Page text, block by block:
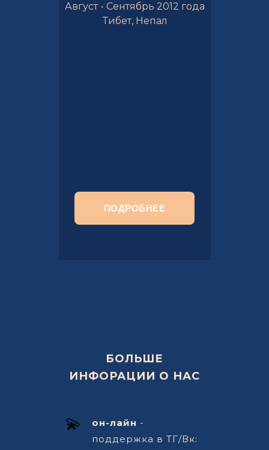
Август - Сентябрь 2012 года
Тибет, Непал
ПОДРОБНЕЕ
он-лайн -
поддержка в ТГ/Вк:
💫
БОЛЬШЕ
ИНФОРАЦИИ О НАС